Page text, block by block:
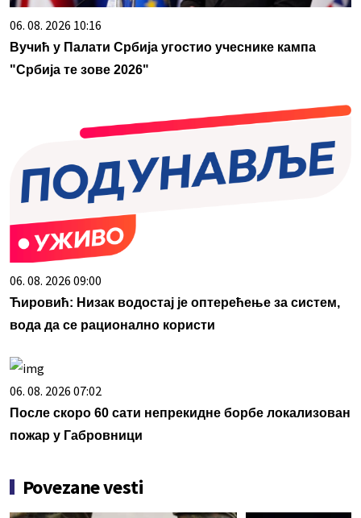
06. 08. 2026 10:16
Вучић у Палати Србија угостио учеснике кампа
"Србија те зове 2026"
06. 08. 2026 09:00
Ћировић: Низак водостај је оптерећење за систем,
вода да се рационално користи
06. 08. 2026 07:02
После скоро 60 сати непрекидне борбе локализован
пожар у Габровници
Povezane vesti